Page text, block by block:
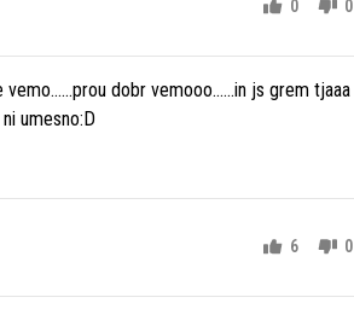
0 0
dobr vemooo......in js grem tjaaa
umesno:D
6 0